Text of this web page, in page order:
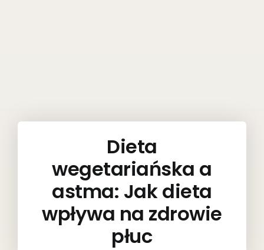
Dieta
wegetariańska a
astma: Jak dieta
wpływa na zdrowie
płuc